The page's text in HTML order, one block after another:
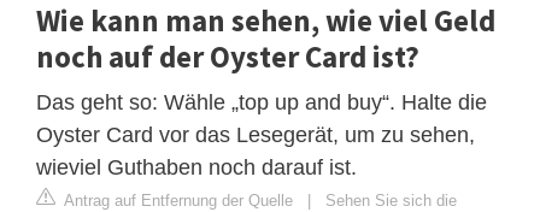
Wie kann man sehen, wie viel Geld
noch auf der Oyster Card ist?
Das geht so: Wähle „top up and buy“. Halte die
Oyster Card vor das Lesegerät, um zu sehen,
wieviel Guthaben noch darauf ist.
Antrag auf Entfernung der Quelle
Sehen Sie sich die